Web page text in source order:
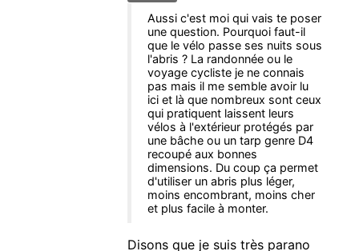
Aussi c'est moi qui vais te poser
une question. Pourquoi faut-il
que le vélo passe ses nuits sous
l'abris ? La randonnée ou le
voyage cycliste je ne connais
pas mais il me semble avoir lu
ici et là que nombreux sont ceux
qui pratiquent laissent leurs
vélos à l'extérieur protégés par
une bâche ou un tarp genre D4
recoupé aux bonnes
dimensions. Du coup ça permet
d'utiliser un abris plus léger,
moins encombrant, moins cher
et plus facile à monter.
Disons que je suis très parano